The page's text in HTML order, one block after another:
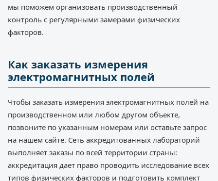
мы поможем организовать производственный
контроль с регулярными замерами физических
факторов.
Как заказать измерения
электромагнитных полей
Чтобы заказать измерения электромагнитных полей на
производственном или любом другом объекте,
позвоните по указанным номерам или оставьте запрос
на нашем сайте. Сеть аккредитованных лабораторий
выполняет заказы по всей территории страны:
аккредитация дает право проводить исследование всех
типов физических факторов и подготовить комплект